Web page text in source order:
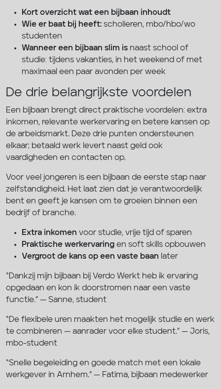
Kort overzicht wat een bijbaan inhoudt
Wie er baat bij heeft: scholieren, mbo/hbo/wo
studenten
Wanneer een bijbaan slim is naast school of
studie: tijdens vakanties, in het weekend of met
maximaal een paar avonden per week
De drie belangrijkste voordelen
Een bijbaan brengt direct praktische voordelen: extra
inkomen, relevante werkervaring en betere kansen op
de arbeidsmarkt. Deze drie punten ondersteunen
elkaar; betaald werk levert naast geld ook
vaardigheden en contacten op.
Voor veel jongeren is een bijbaan de eerste stap naar
zelfstandigheid. Het laat zien dat je verantwoordelijk
bent en geeft je kansen om te groeien binnen een
bedrijf of branche.
Extra inkomen voor studie, vrije tijd of sparen
Praktische werkervaring en soft skills opbouwen
Vergroot de kans op een vaste baan later
“Dankzij mijn bijbaan bij Verdo Werkt heb ik ervaring
opgedaan en kon ik doorstromen naar een vaste
functie.” — Sanne, student
“De flexibele uren maakten het mogelijk studie en werk
te combineren — aanrader voor elke student.” — Joris,
mbo-student
“Snelle begeleiding en goede match met een lokale
werkgever in Arnhem.” — Fatima, bijbaan medewerker